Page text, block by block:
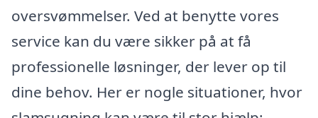
oversvømmelser. Ved at benytte vores
service kan du være sikker på at få
professionelle løsninger, der lever op til
dine behov. Her er nogle situationer, hvor